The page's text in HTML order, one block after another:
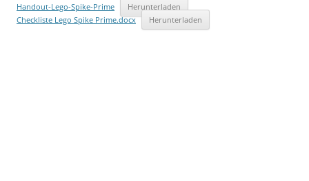
Handout-Lego-Spike-Prime
Herunterladen
Checkliste Lego Spike Prime.docx
Herunterladen